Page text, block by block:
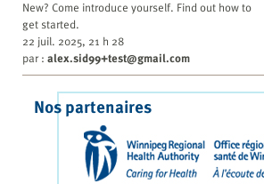
New? Come introduce yourself. Find out how to
get started.
22 juil. 2025, 21 h 28
par : alex.sid99+test@gmail.com
Nos partenaires